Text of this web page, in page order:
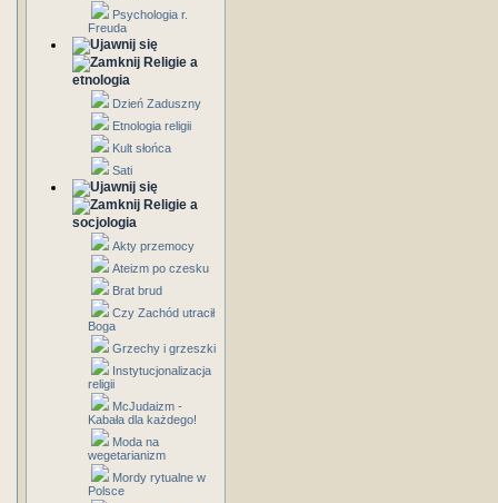
Psychologia r.
Freuda
Religie a
etnologia
Dzień Zaduszny
Etnologia religii
Kult słońca
Sati
Religie a
socjologia
Akty przemocy
Ateizm po czesku
Brat brud
Czy Zachód utracił
Boga
Grzechy i grzeszki
Instytucjonalizacja
religii
McJudaizm -
Kabała dla każdego!
Moda na
wegetarianizm
Mordy rytualne w
Polsce